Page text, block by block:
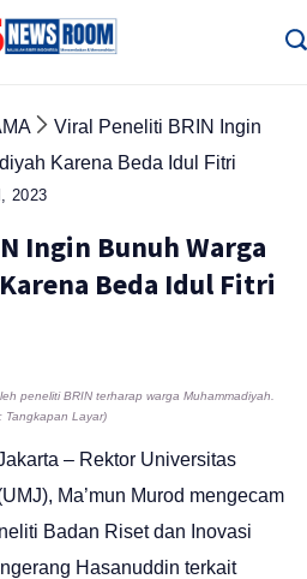
Viral Peneliti BRIN Ingin
Karena Beda Idul Fitri
2023
Ingin Bunuh Warga
Beda Idul Fitri
peneliti BRIN terharap warga Muhammadiyah.
Tangkapan Layar)
– Rektor Universitas
Ma’mun Murod mengecam
Badan Riset dan Inovasi
Hasanuddin terkait